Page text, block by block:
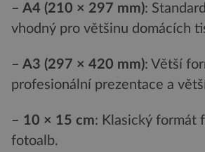
– A4 (210 × 297 mm):
vhodný pro většinu domácích
– A3 (297 × 420 mm): Větší
profesionální prezentace a
– 10 × 15 cm: Klasický formát
fotoalb.